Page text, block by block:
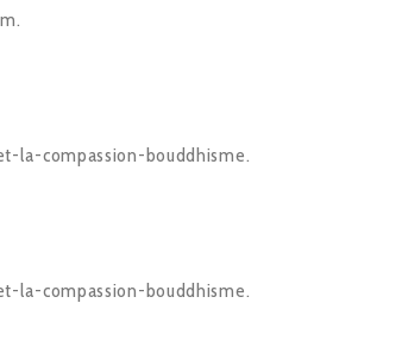
la-compassion-bouddhisme.
la-compassion-bouddhisme.